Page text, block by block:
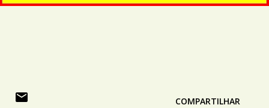
COMPARTILHAR